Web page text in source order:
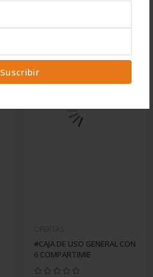
Suscribir
#CAJA DE USO GENERAL CON
6 COMPARTIMIE